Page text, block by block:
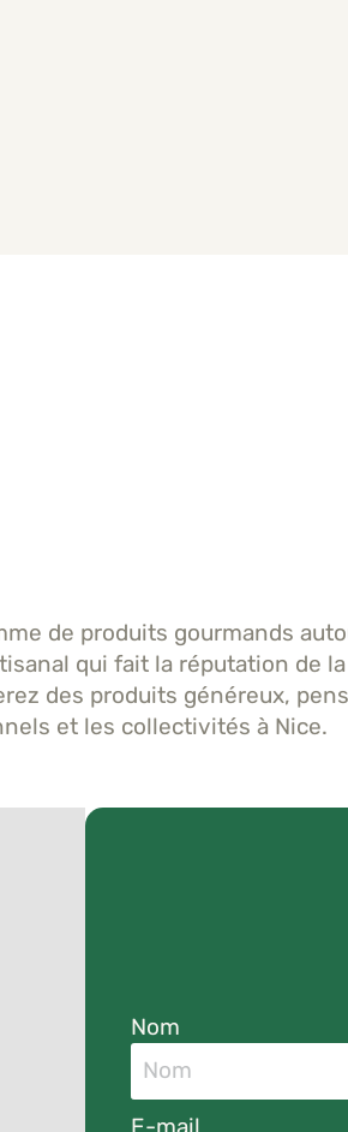
de produits gourmands
qui fait la réputation de
des produits généreux,
et les collectivités à Nice.
Nom